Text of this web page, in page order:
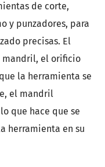
de corte,
y punzadores, para
precisas. El
mandril, el orificio
la herramienta se
el mandril
que hace que se
herramienta en su